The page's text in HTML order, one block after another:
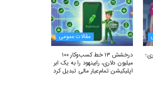
مقالات عمومی
درخشش ۱۳ خط کسب‌وکار ۱۰۰
میلیون دلاری، رابینهود را به یک ابر
اپلیکیشن تمام‌عیار مالی تبدیل کرد